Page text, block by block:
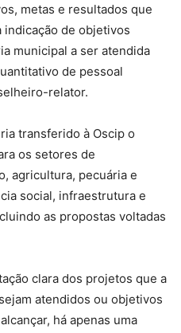
metas e resultados que
indicação de objetivos
municipal a ser atendida
de pessoal
relator.
transferido à Oscip o
os setores de
agricultura, pecuária e
social, infraestrutura e
as propostas voltadas
clara dos projetos que a
atendidos ou objetivos
há apenas uma